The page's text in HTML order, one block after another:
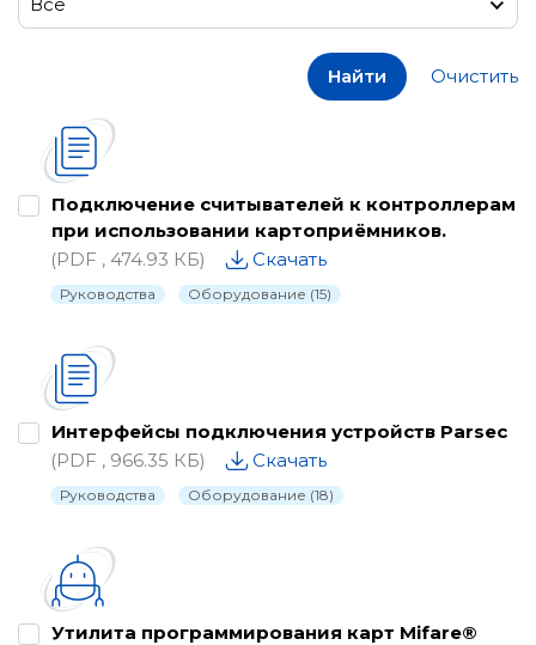
Каталог
Паспорта
Письма о снятии с производства
Рекламные материалы
Руководства
Сертификаты и декларации
Схемы подключения
Утилиты, драйвера и библиотеки
Найти Очистить
Подключение считывателей к контроллерам
при использовании картоприёмников.
(PDF , 474.93 КБ)
Скачать
Руководства Оборудование (15)
Интерфейсы подключения устройств Parsec
(PDF , 966.35 КБ)
Скачать
Руководства Оборудование (18)
Утилита программирования карт Mifare®